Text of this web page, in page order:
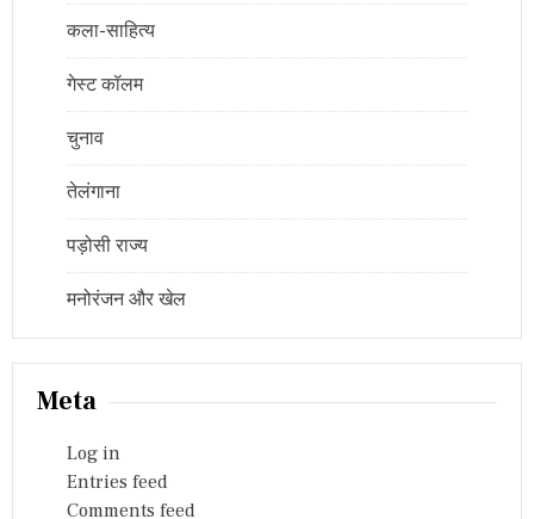
कला-साहित्य
गेस्ट कॉलम
चुनाव
तेलंगाना
पड़ोसी राज्य
मनोरंजन और खेल
Meta
Log in
Entries feed
Comments feed